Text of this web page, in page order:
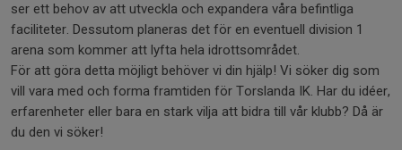
ser ett behov av att utveckla och expandera våra befintliga
faciliteter. Dessutom planeras det för en eventuell division 1
arena som kommer att lyfta hela idrottsområdet.
För att göra detta möjligt behöver vi din hjälp! Vi söker dig som
vill vara med och forma framtiden för Torslanda IK. Har du idéer,
erfarenheter eller bara en stark vilja att bidra till vår klubb? Då är
du den vi söker!